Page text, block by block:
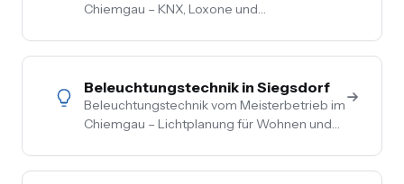
Chiemgau – KNX, Loxone und
Beleuchtungstechnik in Siegsdorf
Beleuchtungstechnik vom Meisterbetrieb im
Chiemgau – Lichtplanung für Wohnen und